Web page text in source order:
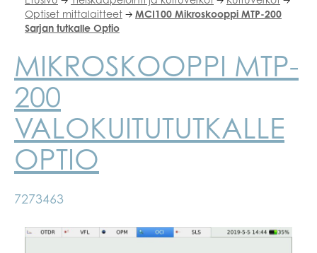
Optiset mittalaitteet 🡢 MCI100 Mikroskooppi MTP-200
Sarjan tutkalle Optio
MIKROSKOOPPI MTP-
200
VALOKUITUTUTKALLE
OPTIO
7273463